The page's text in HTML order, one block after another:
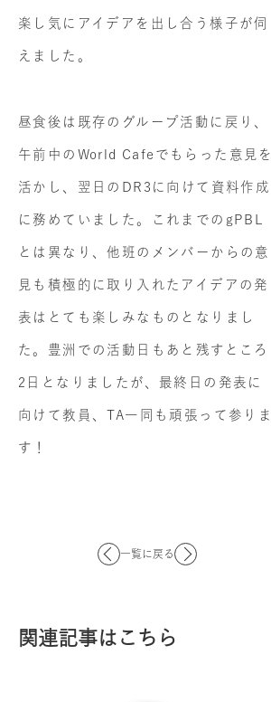
楽し気にアイデアを出し合う様子が伺
えました。
昼食後は既存のグループ活動に戻り、
午前中のWorld Cafeでもらった意見を
活かし、翌日のDR3に向けて資料作成
に務めていました。これまでのgPBL
とは異なり、他班のメンバーからの意
見も積極的に取り入れたアイデアの発
表はとても楽しみなものとなりまし
た。豊洲での活動日もあと残すところ
2日となりましたが、最終日の発表に
向けて教員、TA一同も頑張って参りま
す！
一覧に戻る
関連記事はこちら